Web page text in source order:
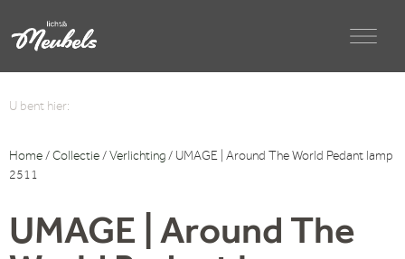
U bent hier:
Home / Collectie / Verlichting / UMAGE | Around The World Pedant lamp
2511
UMAGE | Around The